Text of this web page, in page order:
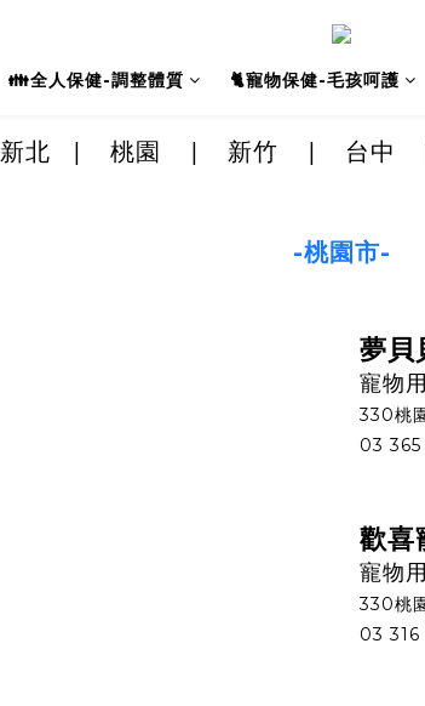
👪全人保健-調整體質 🐈寵物保健-毛孩呵護
新北 | 桃園 | 新竹 | 台中
-桃園市-
夢貝
寵物
330桃
03
歡喜
寵物
330桃
03